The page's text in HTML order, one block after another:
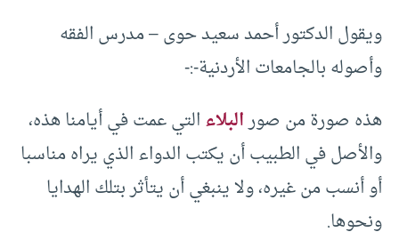
ويقول الدكتور أحمد سعيد حوى – مدرس الفقه
وأصوله بالجامعات الأردنية-:-
هذه صورة من صورالبلاءالتي عمت في أيامنا هذه،
والأصل في الطبيب أن يكتب الدواء الذي يراه مناسبا
أو أنسب من غيره، ولا ينبغي أن يتأثر بتلك الهدايا
ونحوها.